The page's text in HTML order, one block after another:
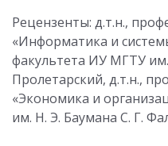
Рецензенты: д.т.н.,
«Информатика и
факультета ИУ МГТУ
Пролетарский, д.т.н.,
«Экономика и
им. Н. Э. Баумана С. Г.